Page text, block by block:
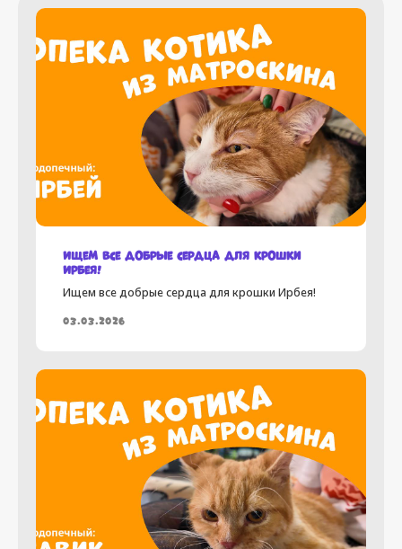
Ищем все добрые сердца для крошки
Ирбея!
Ищем все добрые сердца для крошки Ирбея!
03.03.2026